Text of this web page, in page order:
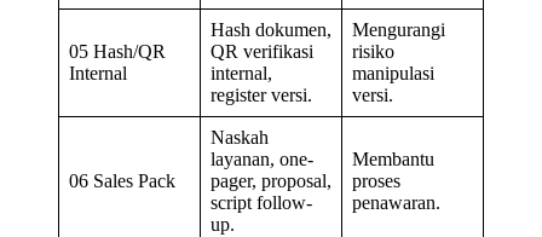
05 Hash/QR
Internal
Hash dokumen,
QR verifikasi
internal,
register versi.
Mengurangi
risiko
manipulasi
versi.
06 Sales Pack
Naskah
layanan, one-
pager, proposal,
script follow-
up.
Membantu
proses
penawaran.